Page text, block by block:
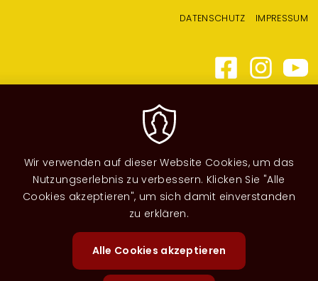
DATENSCHUTZ IMPRESSUM
Image
Wir verwenden auf dieser Website Cookies, um das
Nutzungserlebnis zu verbessern. Klicken Sie "Alle
Cookies akzeptieren", um sich damit einverstanden
zu erklären.
Alle Cookies akzeptieren